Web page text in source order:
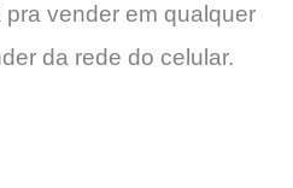
pra vender em qualquer
da rede do celular.